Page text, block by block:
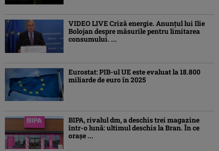
VIDEO LIVE Criză energie. Anunțul lui Ilie
Bolojan despre măsurile pentru limitarea
consumului. ...
Eurostat: PIB-ul UE este evaluat la 18.800
miliarde de euro în 2025
BIPA, rivalul dm, a deschis trei magazine
într-o lună: ultimul deschis la Bran. În ce
orașe ...